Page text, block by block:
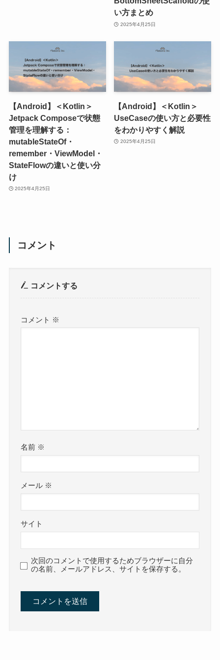
い方まとめ
2025年4月25日
【Android】＜Kotlin＞
Jetpack Composeで状態
管理を理解する：
mutableStateOf・
remember・ViewModel・
StateFlowの違いと使い分
け
2025年4月25日
【Android】＜Kotlin＞
UseCaseの使い方と必要性
をわかりやすく解説
2025年4月25日
コメント
コメントする
コメント ※
名前 ※
メール ※
サイト
次回のコメントで使用するためブラウザーに自分
の名前、メールアドレス、サイトを保存する。